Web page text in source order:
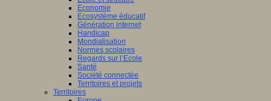
Economie
Ecosystème éducatif
Génération internet
Handicap
Mondialisation
Normes scolaires
Regards sur l’Ecole
Santé
Société connectée
Territoires et projets
Territoires